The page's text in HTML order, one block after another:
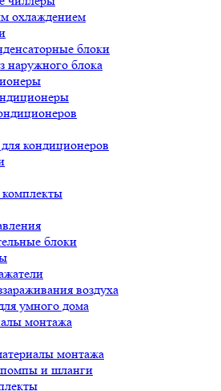
охлаждением
блоки
наружного блока
кондиционеров
блоки
воздуха
умного дома
монтажа
монтажа
и шланги